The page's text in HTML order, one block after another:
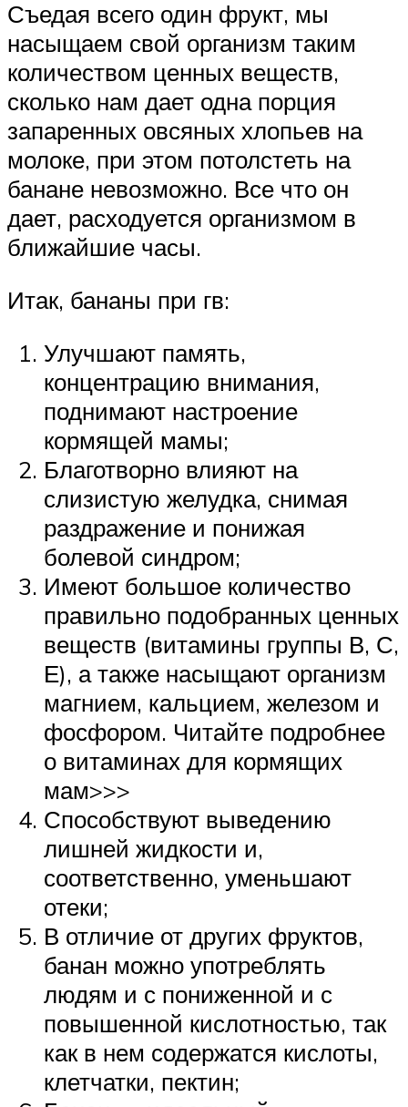
Съедая всего один фрукт, мы
насыщаем свой организм таким
количеством ценных веществ,
сколько нам дает одна порция
запаренных овсяных хлопьев на
молоке, при этом потолстеть на
банане невозможно. Все что он
дает, расходуется организмом в
ближайшие часы.
Итак, бананы при гв:
Улучшают память,
концентрацию внимания,
поднимают настроение
кормящей мамы;
Благотворно влияют на
слизистую желудка, снимая
раздражение и понижая
болевой синдром;
Имеют большое количество
правильно подобранных ценных
веществ (витамины группы В, С,
Е), а также насыщают организм
магнием, кальцием, железом и
фосфором. Читайте подробнее
о витаминах для кормящих
мам>>>
Способствуют выведению
лишней жидкости и,
соответственно, уменьшают
отеки;
В отличие от других фруктов,
банан можно употреблять
людям и с пониженной и с
повышенной кислотностью, так
как в нем содержатся кислоты,
клетчатки, пектин;